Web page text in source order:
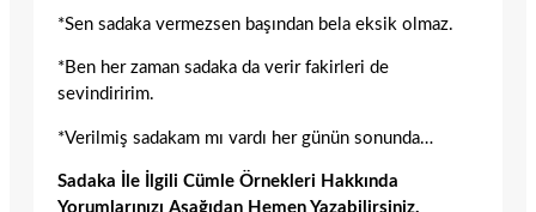
*Sen sadaka vermezsen başından bela eksik olmaz.
*Ben her zaman sadaka da verir fakirleri de
sevindiririm.
*Verilmiş sadakam mı vardı her günün sonunda…
Sadaka İle İlgili Cümle Örnekleri Hakkında
Yorumlarınızı Aşağıdan Hemen Yazabilirsiniz.